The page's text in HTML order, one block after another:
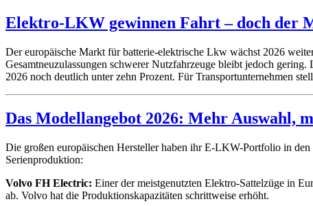
Elektro-LKW gewinnen Fahrt – doch der
Der europäische Markt für batterie-elektrische Lkw wächst 2026
Gesamtneuzulassungen schwerer Nutzfahrzeuge bleibt jedoch
2026 noch deutlich unter zehn Prozent. Für Transportunternehmen
Das Modellangebot 2026: Mehr Auswahl,
Die großen europäischen Hersteller haben ihr E-LKW-Portfolio in
Serienproduktion:
Volvo FH Electric: Einer der meistgenutzten Elektro-Sattelzüge in
ab. Volvo hat die Produktionskapazitäten schrittweise erhöht.